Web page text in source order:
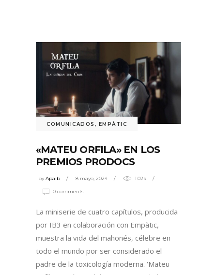
COMUNICADOS , EMPÀTIC
«MATEU ORFILA» EN LOS
PREMIOS PRODOCS
byApaib 8 mayo, 2024 1.02k
0 comments
La miniserie de cuatro capítulos, producida
por IB3 en colaboración con Empàtic,
muestra la vida del mahonés, célebre en
todo el mundo por ser considerado el
padre de la toxicología moderna. ‘Mateu